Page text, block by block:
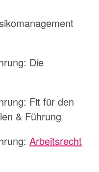
Die
Fit für den
& Führung
Arbeitsrecht